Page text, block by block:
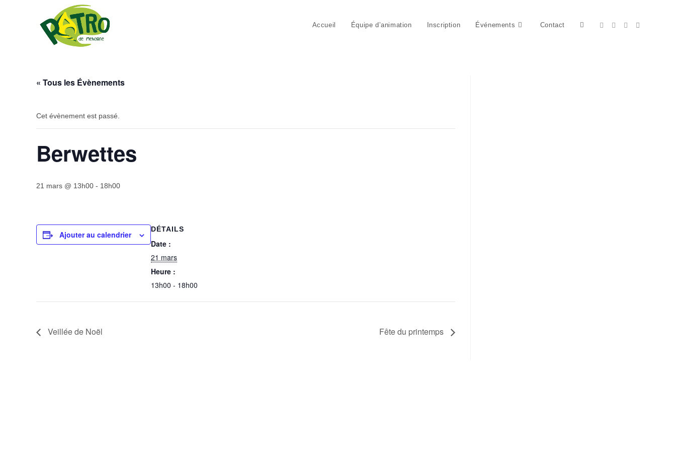
Accueil Équipe d’animation Inscription Événements Contact Toggle
« Tous les Évènements
Cet évènement est passé.
Berwettes
21 mars @ 13h00 - 18h00
Ajouter au calendrier
DÉTAILS
Date :
21 mars
Heure :
13h00 - 18h00
Veillée de Noël Fête du printemps